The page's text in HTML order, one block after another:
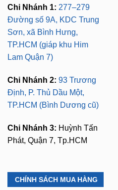
Chi Nhánh 1: 277–279
Đường số 9A, KDC Trung
Sơn, xã Bình Hưng,
TP.HCM (giáp khu Him
Lam Quận 7)
Chi Nhánh 2: 93 Trương
Định, P. Thủ Dầu Một,
TP.HCM (Bình Dương cũ)
Chi Nhánh 3: Huỳnh Tấn
Phát, Quận 7, Tp.HCM
CHÍNH SÁCH MUA HÀNG